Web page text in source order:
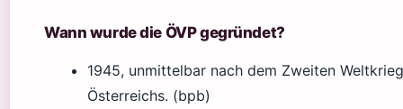
Wann wurde die ÖVP gegründet?
1945, unmittelbar nach dem Zweiten
Österreichs. (bpb)